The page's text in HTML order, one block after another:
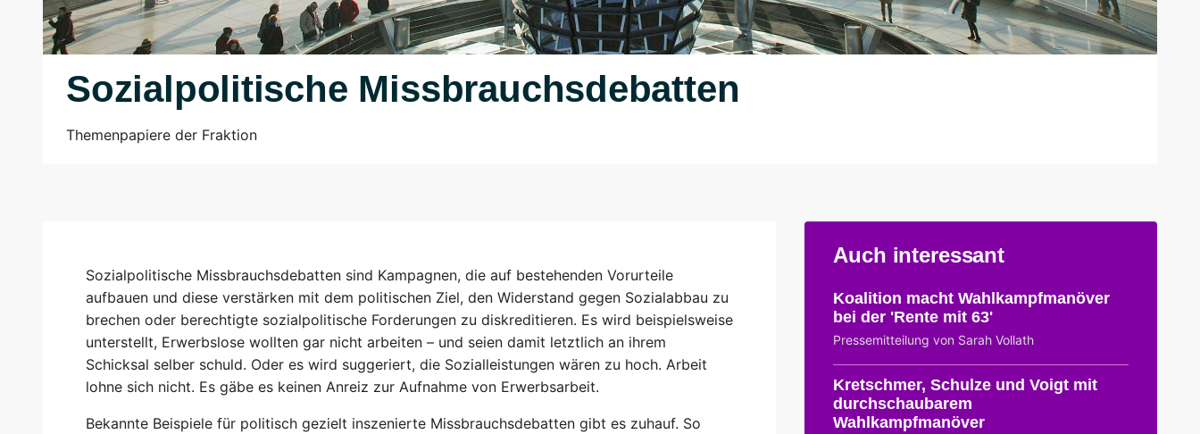
Sozialpolitische Missbrauchsdebatten
Themenpapiere der Fraktion
Sozialpolitische Missbrauchsdebatten sind Kampagnen, die auf bestehenden Vorurteile
aufbauen und diese verstärken mit dem politischen Ziel, den Widerstand gegen Sozialabbau zu
brechen oder berechtigte sozialpolitische Forderungen zu diskreditieren. Es wird beispielsweise
unterstellt, Erwerbslose wollten gar nicht arbeiten – und seien damit letztlich an ihrem
Schicksal selber schuld. Oder es wird suggeriert, die Sozialleistungen wären zu hoch. Arbeit
lohne sich nicht. Es gäbe es keinen Anreiz zur Aufnahme von Erwerbsarbeit.
Bekannte Beispiele für politisch gezielt inszenierte Missbrauchsdebatten gibt es zuhauf. So
Auch interessant
Koalition macht Wahlkampfmanöver
bei der 'Rente mit 63'
Pressemitteilung von Sarah Vollath
Kretschmer, Schulze und Voigt mit
durchschaubarem
Wahlkampfmanöver